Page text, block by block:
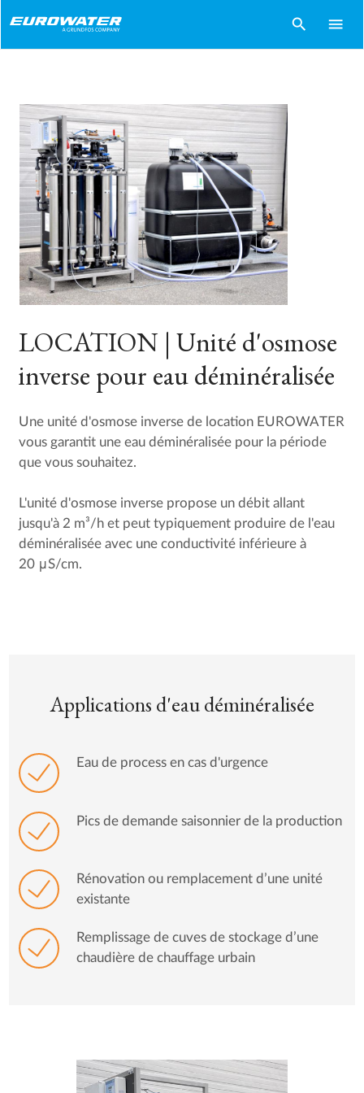
search menu
LOCATION | Unité d'osmose
inverse pour eau déminéralisée
Une unité d'osmose inverse de location EUROWATER
vous garantit une eau déminéralisée pour la période
que vous souhaitez.
L'unité d'osmose inverse propose un débit allant
jusqu'à 2 m³/h et peut typiquement produire de l'eau
déminéralisée avec une conductivité inférieure à
20 μS/cm.
Applications d'eau déminéralisée
Eau de process en cas d'urgence
Pics de demande saisonnier de la production
Rénovation ou remplacement d’une unité
existante
Remplissage de cuves de stockage d’une
chaudière de chauffage urbain